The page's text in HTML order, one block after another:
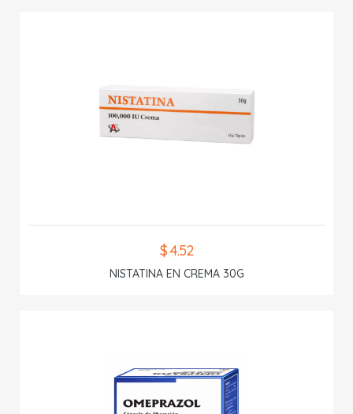
$ 4.52
NISTATINA EN CREMA 30G